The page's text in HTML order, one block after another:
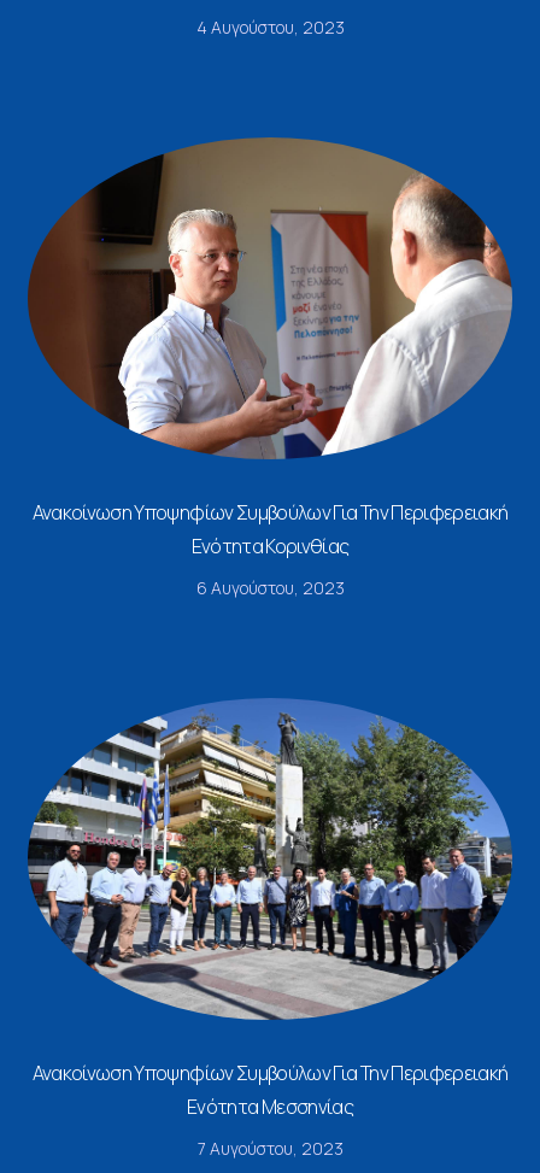
4 Αυγούστου, 2023
Ανακοίνωση Υποψηφίων Συμβούλων Για Την Περιφερειακή
Ενότητα Κορινθίας
6 Αυγούστου, 2023
Ανακοίνωση Υποψηφίων Συμβούλων Για Την Περιφερειακή
Ενότητα Μεσσηνίας
7 Αυγούστου, 2023